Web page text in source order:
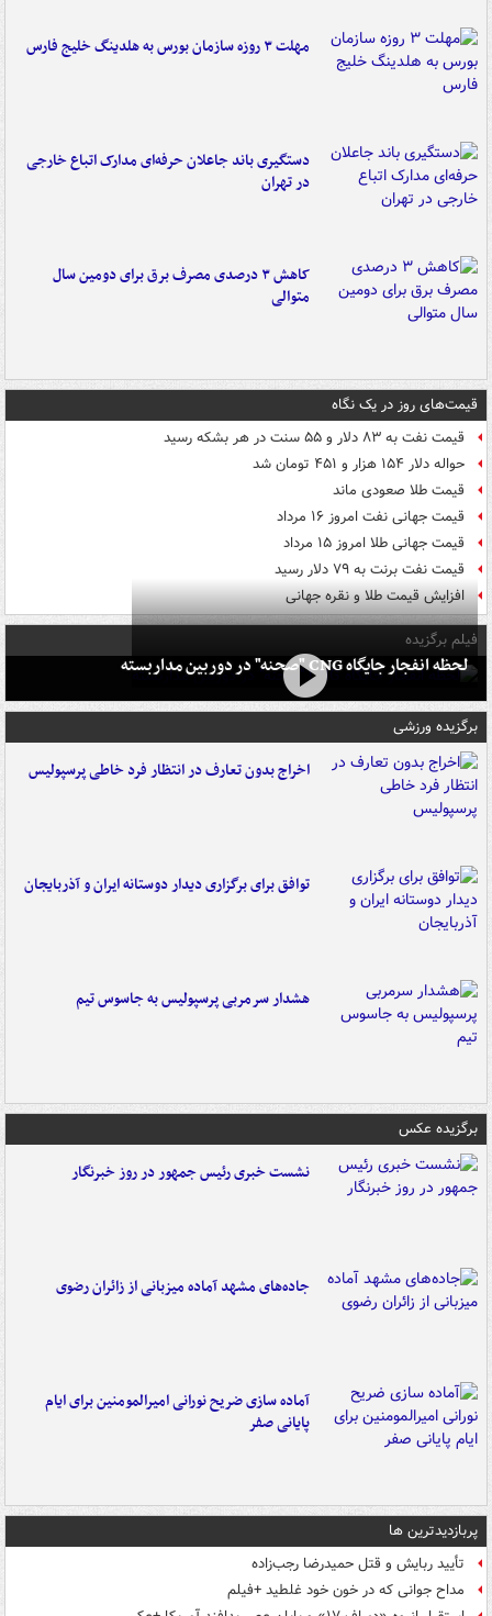
مهلت ۳ روزه سازمان بورس به هلدینگ خلیج فارس
دستگیری باند جاعلان حرفه‌ای مدارک اتباع خارجی
در تهران
کاهش ۳ درصدی مصرف برق برای دومین سال
متوالی
قیمت‌های روز در یک نگاه
قیمت نفت به ۸۳ دلار و ۵۵ سنت در هر بشکه رسید
حواله دلار ۱۵۴ هزار و ۴۵۱ تومان شد
قیمت طلا صعودی ماند
قیمت جهانی نفت امروز ۱۶ مرداد
قیمت جهانی طلا امروز ۱۵ مرداد
قیمت نفت برنت به ۷۹ دلار رسید
افزایش قیمت طلا و نقره جهانی
فیلم برگزیده
لحظه انفجار جایگاه CNG "صحنه" در دوربین مداربسته
برگزیده ورزشی
اخراج بدون تعارف در انتظار فرد خاطی پرسپولیس
توافق برای برگزاری دیدار دوستانه ایران و آذربایجان
هشدار سرمربی پرسپولیس به جاسوس تیم
برگزیده عکس
نشست خبری رئیس جمهور در روز خبرنگار
جاده‌های مشهد آماده میزبانی از زائران رضوی
آماده سازی ضریح نورانی امیرالمومنین برای ایام
پایانی صفر
پربازدیدترین ها
تأیید ربایش و قتل حمیدرضا رجب‌زاده
مداح جوانی که در خون خود غلطید +فیلم